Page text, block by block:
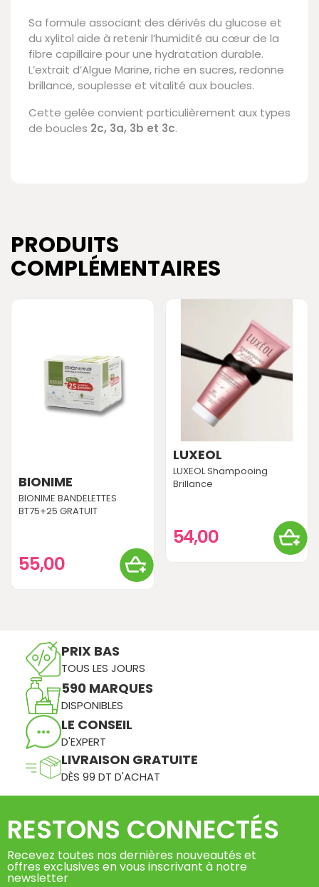
Sa formule associant des dérivés du glucose et
du xylitol aide à retenir l’humidité au cœur de la
fibre capillaire pour une hydratation durable.
L’extrait d’Algue Marine, riche en sucres, redonne
brillance, souplesse et vitalité aux boucles.
Cette gelée convient particulièrement aux types
de boucles 2c, 3a, 3b et 3c.
PRODUITS
COMPLÉMENTAIRES
BIONIME
BIONIME BANDELETTES
BT75+25 GRATUIT
55,00
LUXEOL
LUXEOL Shampooing
Brillance
54,00
PRIX BAS
TOUS LES JOURS
590 MARQUES
DISPONIBLES
LE CONSEIL
D'EXPERT
LIVRAISON GRATUITE
DÈS 99 DT D'ACHAT
RESTONS CONNECTÉS
Recevez toutes nos dernières nouveautés et
offres exclusives en vous inscrivant à notre
newsletter